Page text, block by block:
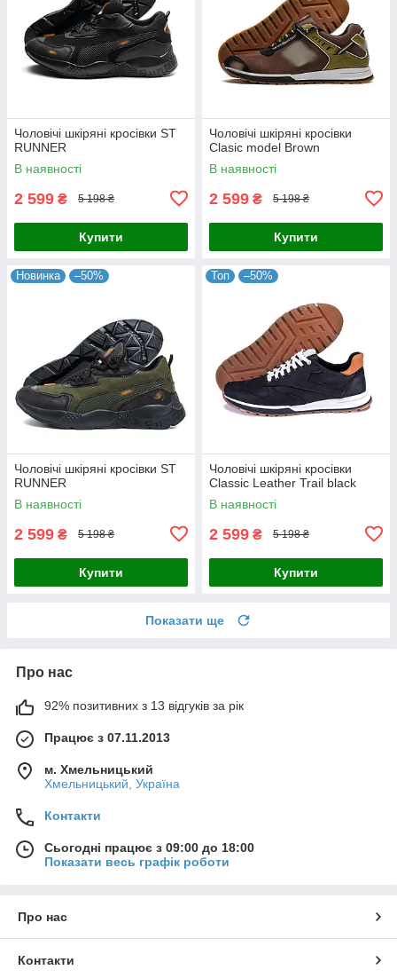
Чоловічі шкіряні кросівки ST
RUNNER
В наявності
2 599 ₴ 5 198 ₴
Купити
Чоловічі шкіряні кросівки
Clasic model Brown
В наявності
2 599 ₴ 5 198 ₴
Купити
Новинка –50%
Чоловічі шкіряні кросівки ST
RUNNER
В наявності
2 599 ₴ 5 198 ₴
Купити
Топ –50%
Чоловічі шкіряні кросівки
Classic Leather Trail black
В наявності
2 599 ₴ 5 198 ₴
Купити
Показати ще
Про нас
92% позитивних з 13 відгуків за рік
Працює з 07.11.2013
м. Хмельницький
Хмельницький, Україна
Контакти
Сьогодні працює з 09:00 до 18:00
Показати весь графік роботи
Про нас
Контакти